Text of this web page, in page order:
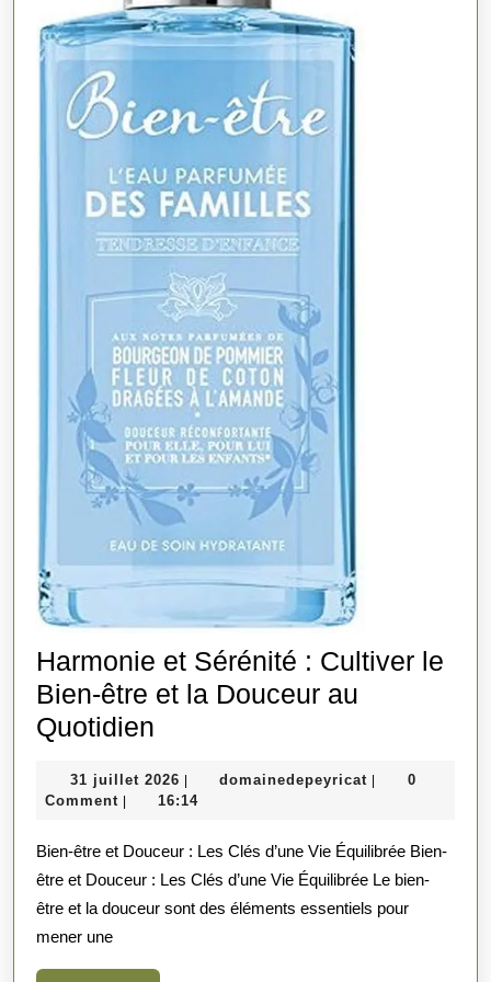
Harmonie et Sérénité : Cultiver le
Bien-être et la Douceur au
Quotidien
Sérénité
Cultiver
le
Bien-
31 juillet 2026 31
juillet
| domainedepeyricat |
0
Comment | 16:14
Bien-être et Douceur : Les Clés d’une Vie Équilibrée Bien-
être et Douceur : Les Clés d’une Vie Équilibrée Le bien-
être et la douceur sont des éléments essentiels pour
mener une